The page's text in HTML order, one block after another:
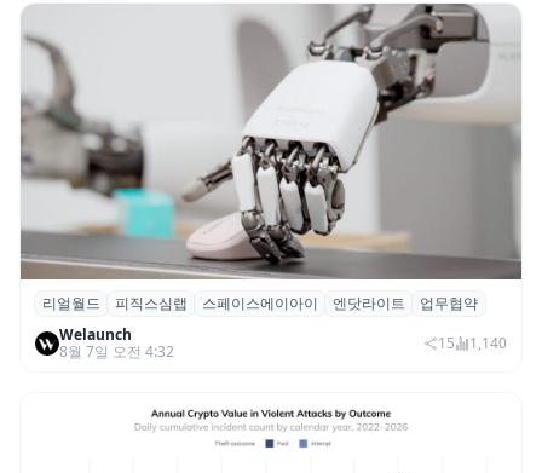
리얼월드, 로봇테크 스타트업 3곳과 손잡고
휴머노이드 표준 만든다
리얼월드 피직스심랩 스페이스에이아이 엔닷라이트
업무협약
Welaunch
8월 7일 오전 4:32
15 1,140